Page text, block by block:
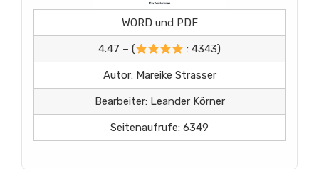
WORD und PDF
4.47 – ( : 4343)
Autor: Mareike Strasser
Bearbeiter: Leander Körner
Seitenaufrufe: 6349